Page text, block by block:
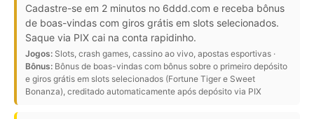
Cadastre-se em 2 minutos no 6ddd.com e receba bônus
de boas-vindas com giros grátis em slots selecionados.
Saque via PIX cai na conta rapidinho.
Jogos: Slots, crash games, cassino ao vivo, apostas esportivas ·
Bônus: Bônus de boas-vindas com bônus sobre o primeiro depósito
e giros grátis em slots selecionados (Fortune Tiger e Sweet
Bonanza), creditado automaticamente após depósito via PIX